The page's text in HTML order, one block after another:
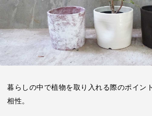
暮らしの中で植物を取り入れる際のポイン
相性。